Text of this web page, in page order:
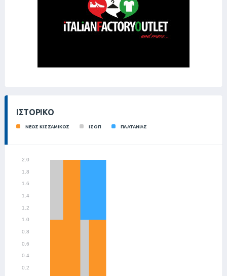
ΙΣΤΟΡΙΚΌ
ΝΕΟΣ ΚΙΣΣΑΜΙΚΟΣ ΙΣΟΠ ΠΛΑΤΑΝΙΑΣ